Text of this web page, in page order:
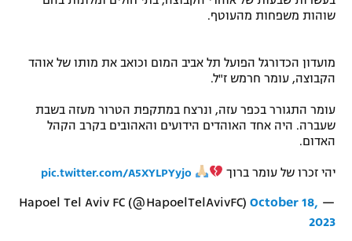
שוהות משפחות מהעוטף.
מועדון הכדורגל הפועל תל אביב המום וכואב את מותו של אוהד
הקבוצה, עומר חרמש ז"ל.
עומר התגורר בכפר עזה, ונרצח במתקפת הטרור מעזה בשבת
שעברה. היה אחד האוהדים הידועים והאהובים בקרב הקהל
האדום.
יהי זכרו של עומר ברוך pic.twitter.com/A5XYLPYyjo
— Hapoel Tel Aviv FC (@HapoelTelAvivFC)
October 18,
2023